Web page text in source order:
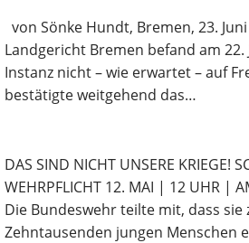
von Sönke Hundt, Bremen, 23.
Landgericht Bremen befand am 22.
Instanz nicht – wie erwartet – auf
bestätigte weitgehend das…
DAS SIND NICHT UNSERE KRIEGE!
WEHRPFLICHT 12. MAI | 12 UHR |
Die Bundeswehr teilte mit, dass sie
Zehntausenden jungen Menschen